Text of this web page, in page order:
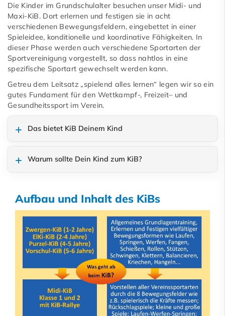
Die Kinder im Grundschulalter besuchen unser Midi- und
Maxi-KiB. Dort erlernen und festigen sie in acht
verschiedenen Bewegungsfeldern, eingebettet in einer
Spieleidee, konditionelle und koordinative Fähigkeiten. In
dieser Phase werden auch verschiedene Sportarten der
Sportvereinigung vorgestellt, so dass nahtlos in eine
spezifische Sportart gewechselt werden kann.
Getreu dem Leitsatz „spielend alles lernen“ legen wir so ein
gutes Fundament für den Wettkampf-, Freizeit– und
Gesundheitssport im Verein.
Das bietet KiB Deinem Kind
Warum sollte Dein Kind zum KiB?
Aufbau und Inhalt des KiBs